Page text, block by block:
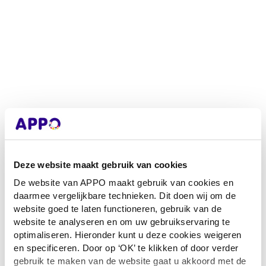
Deze website maakt gebruik van cookies
De website van APPO maakt gebruik van cookies en
daarmee vergelijkbare technieken. Dit doen wij om de
website goed te laten functioneren, gebruik van de
website te analyseren en om uw gebruikservaring te
optimaliseren. Hieronder kunt u deze cookies weigeren
en specificeren. Door op ‘OK’ te klikken of door verder
gebruik te maken van de website gaat u akkoord met de
Application error: a client-side exception has occurredwhile loading